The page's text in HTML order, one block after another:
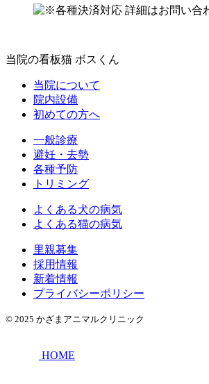
当院の看板猫 ボスくん
当院について
院内設備
初めての方へ
一般診療
避妊・去勢
各種予防
トリミング
よくある犬の病気
よくある猫の病気
里親募集
採用情報
新着情報
プライバシーポリシー
© 2025 かざまアニマルクリニック
HOME